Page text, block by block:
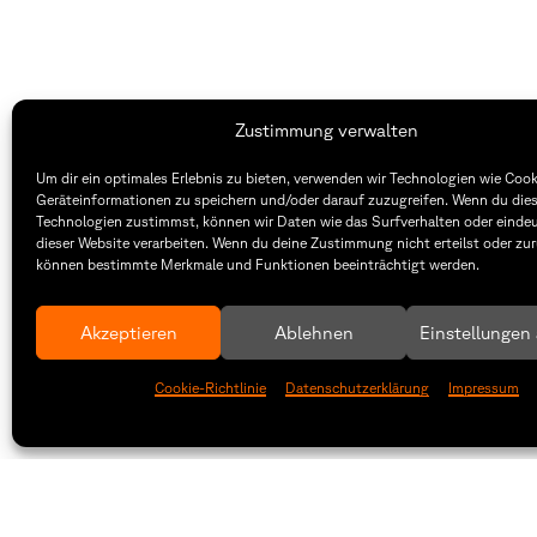
Zustimmung verwalten
Um dir ein optimales Erlebnis zu bieten, verwenden wir Technologien wie
Geräteinformationen zu speichern und/oder darauf zuzugreifen. Wenn du
Technologien zustimmst, können wir Daten wie das Surfverhalten oder
dieser Website verarbeiten. Wenn du deine Zustimmung nicht erteilst oder
können bestimmte Merkmale und Funktionen beeinträchtigt werden.
Akzeptieren Ablehnen Einstellungen
Cookie-Richtlinie Datenschutzerklärung Impressum
Fakultät Gestaltung Würzburg
mail: dekanat.fg@thws.de
8:30 –
Raum: